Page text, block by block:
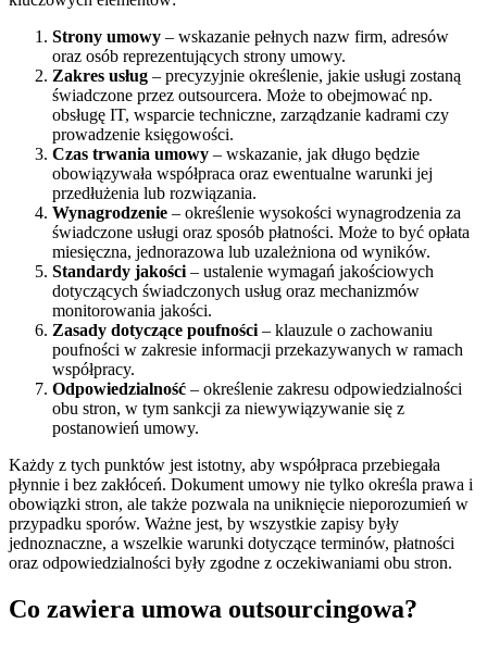
Strony umowy – wskazanie pełnych nazw firm, adresów
oraz osób reprezentujących strony umowy.
Zakres usług – precyzyjnie określenie, jakie usługi zostaną
świadczone przez outsourcera. Może to obejmować np.
obsługę IT, wsparcie techniczne, zarządzanie kadrami czy
prowadzenie księgowości.
Czas trwania umowy – wskazanie, jak długo będzie
obowiązywała współpraca oraz ewentualne warunki jej
przedłużenia lub rozwiązania.
Wynagrodzenie – określenie wysokości wynagrodzenia za
świadczone usługi oraz sposób płatności. Może to być opłata
miesięczna, jednorazowa lub uzależniona od wyników.
Standardy jakości – ustalenie wymagań jakościowych
dotyczących świadczonych usług oraz mechanizmów
monitorowania jakości.
Zasady dotyczące poufności – klauzule o zachowaniu
poufności w zakresie informacji przekazywanych w ramach
współpracy.
Odpowiedzialność – określenie zakresu odpowiedzialności
obu stron, w tym sankcji za niewywiązywanie się z
postanowień umowy.
Każdy z tych punktów jest istotny, aby współpraca przebiegała
płynnie i bez zakłóceń. Dokument umowy nie tylko określa prawa i
obowiązki stron, ale także pozwala na uniknięcie nieporozumień w
przypadku sporów. Ważne jest, by wszystkie zapisy były
jednoznaczne, a wszelkie warunki dotyczące terminów, płatności
oraz odpowiedzialności były zgodne z oczekiwaniami obu stron.
Co zawiera umowa outsourcingowa?